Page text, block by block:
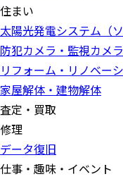
住まい
太陽光発電システム（
防犯カメラ・監視カメラ
リフォーム・リノベー
家屋解体・建物解体
査定・買取
修理
データ復旧
仕事・趣味・イベント